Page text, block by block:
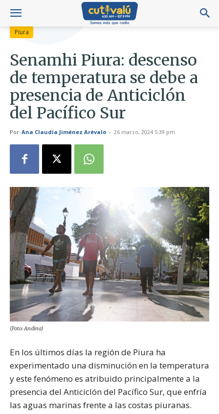
Piura
Senamhi Piura: descenso
de temperatura se debe a
presencia de Anticiclón
del Pacífico Sur
Por Ana Claudia Jiménez Arévalo - 26 marzo, 2024 5:39 pm
(Foto: Andina)
En los últimos días la región de Piura ha
experimentado una disminución en la temperatura
y este fenómeno es atribuido principalmente a la
presencia del Anticiclón del Pacífico Sur, que enfría
las aguas marinas frente a las costas piuranas.